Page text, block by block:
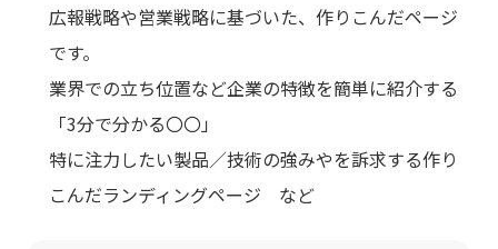
広報戦略や営業戦略に基づいた、作りこんだページ
です。
業界での立ち位置など企業の特徴を簡単に紹介する
「3分で分かる〇〇」
特に注力したい製品／技術の強みやを訴求する作り
こんだランディングページ など